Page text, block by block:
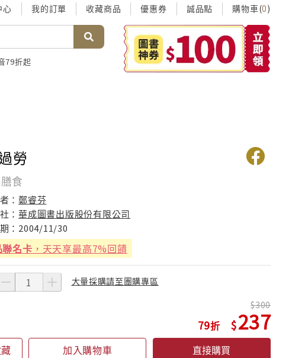
心 我的訂單 收藏商品 優惠券 誠品點 購物車(0)
79折起
勞
食
者：鄭睿芬
社：華成圖書出版股份有限公司
期： 2004/11/30
名卡 ，天天享最高7%回饋
大量採購請至團購專區
79
300
237
加入購物車 直接購買